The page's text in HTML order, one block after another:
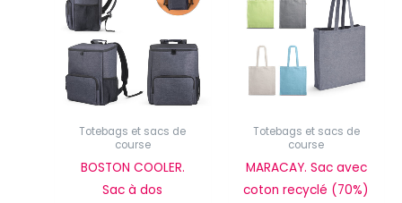
Totebags et sacs de
course
BOSTON COOLER.
Sac à dos
Totebags et sacs de
course
MARACAY. Sac avec
coton recyclé (70%)